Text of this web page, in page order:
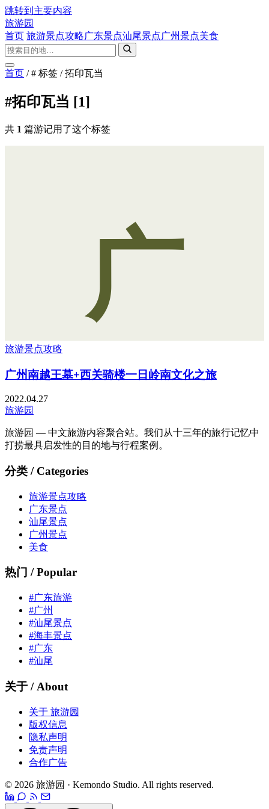
跳转到主要内容
旅游园
首页 旅游景点攻略广东景点汕尾景点广州景点美食
首页 / # 标签 / 拓印瓦当
#拓印瓦当 [1]
共 1 篇游记用了这个标签
广
旅游景点攻略
广州南越王墓+西关骑楼一日岭南文化之旅
2022.04.27
旅游园
旅游园 — 中文旅游内容聚合站。我们从十三年的旅行记忆中
打捞最具启发性的目的地与行程案例。
分类 / Categories
旅游景点攻略
广东景点
汕尾景点
广州景点
美食
热门 / Popular
#广东旅游
#广州
#汕尾景点
#海丰景点
#广东
#汕尾
关于 / About
关于 旅游园
版权信息
隐私声明
免责声明
合作广告
© 2026 旅游园 · Kemondo Studio. All rights reserved.